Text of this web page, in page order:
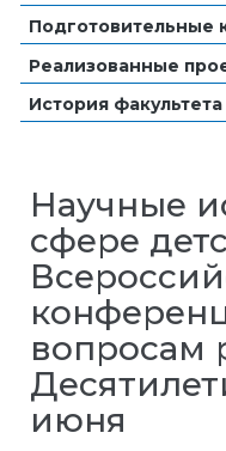
Подготовительные
Реализованные
История факультета
Научные
сфере
вопросам
июня